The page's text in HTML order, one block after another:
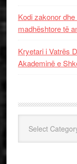
Kodi zakonor
madhështore të
Kryetari i Vatrës
Akademinë e